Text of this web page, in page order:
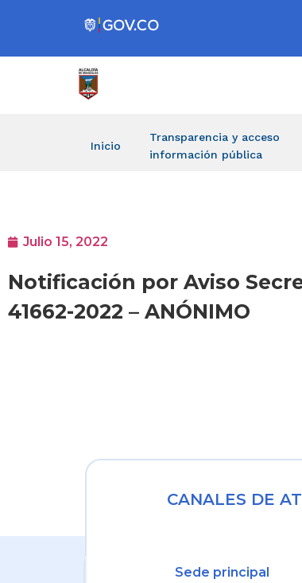
Inicio
Transparencia y acceso
información pública
Julio 15, 2022
Notificación por Aviso
41662-2022 – ANÓNIMO
CANALES DE
Sede principal